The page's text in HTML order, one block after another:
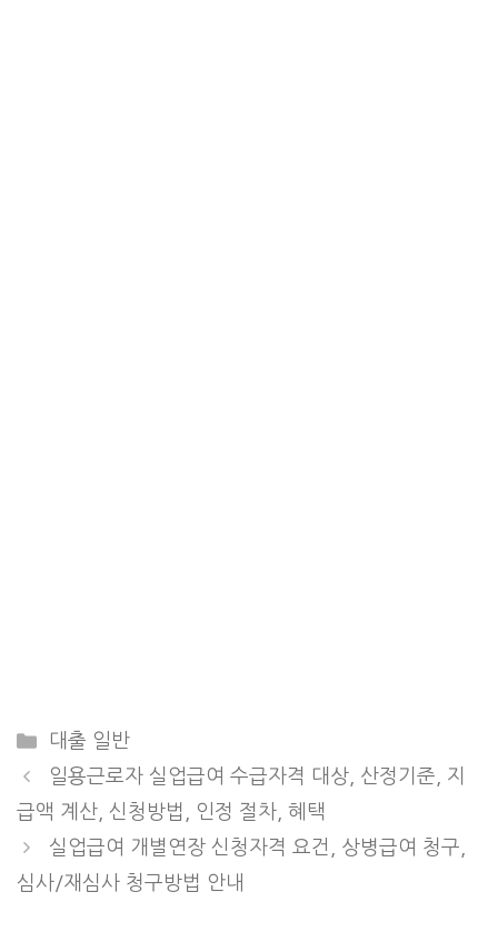
Categories
대출 일반
일용근로자 실업급여 수급자격 대상, 산정기준, 지
급액 계산, 신청방법, 인정 절차, 혜택
실업급여 개별연장 신청자격 요건, 상병급여 청구,
심사/재심사 청구방법 안내